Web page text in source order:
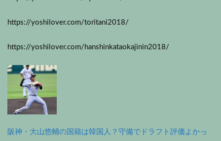
https://yoshilover.com/toritani2018/
https://yoshilover.com/hanshinkataokajinin2018/
阪神・大山悠輔の国籍は韓国人？守備でドラフト評価よかっ